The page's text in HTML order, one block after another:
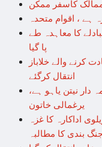
ہے ، اقوام متحدہ
کا معاہدہ طے
پا گیا
مشن ’اپولو 8‘ کی قیادت کرنے والے خلاباز
انتقال کرگئے
نیتن یاہو ہے،
یرغمالی خاتون
اداکارہ کا غزہ
بندی کا مطالبہ